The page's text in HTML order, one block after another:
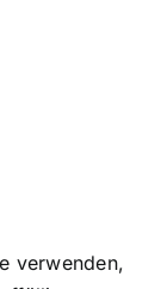
verwenden,